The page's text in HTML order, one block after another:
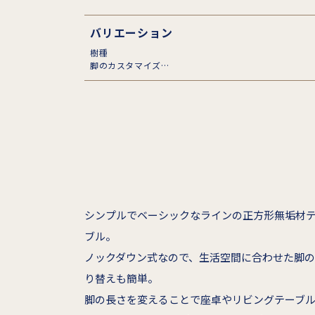
バリエーション
樹種
脚のカスタマイズ
面形状
シンプルでベーシックなラインの正方形無垢材
ブル。
ノックダウン式なので、生活空間に合わせた脚
り替えも簡単。
脚の長さを変えることで座卓やリビングテーブ